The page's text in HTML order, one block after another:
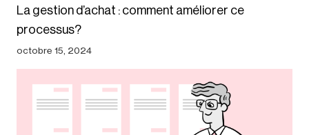
La gestion d’achat : comment améliorer ce
processus?
octobre 15, 2024